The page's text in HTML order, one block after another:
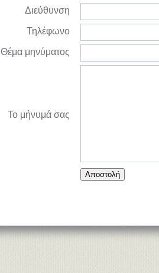
Διεύθυνση
Τηλέφωνο
Θέμα μηνύματος
Το μήνυμά σας
Αποστολή